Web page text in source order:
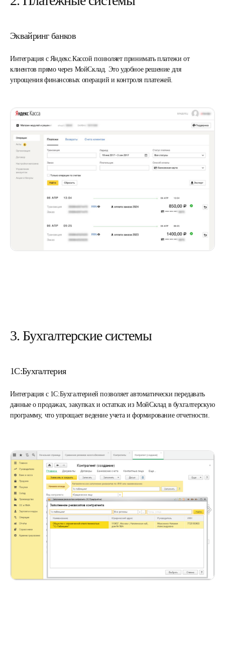
Эквайринг банков
Интеграция с Яндекс.Кассой позволяет принимать платежи от
клиентов прямо через МойСклад. Это удобное решение для
упрощения финансовых операций и контроля платежей.
3. Бухгалтерские системы
1С:Бухгалтерия
Интеграция с 1С:Бухгалтерией позволяет автоматически передавать
данные о продажах, закупках и остатках из МойСклад в бухгалтерскую
программу, что упрощает ведение учета и формирование отчетности.